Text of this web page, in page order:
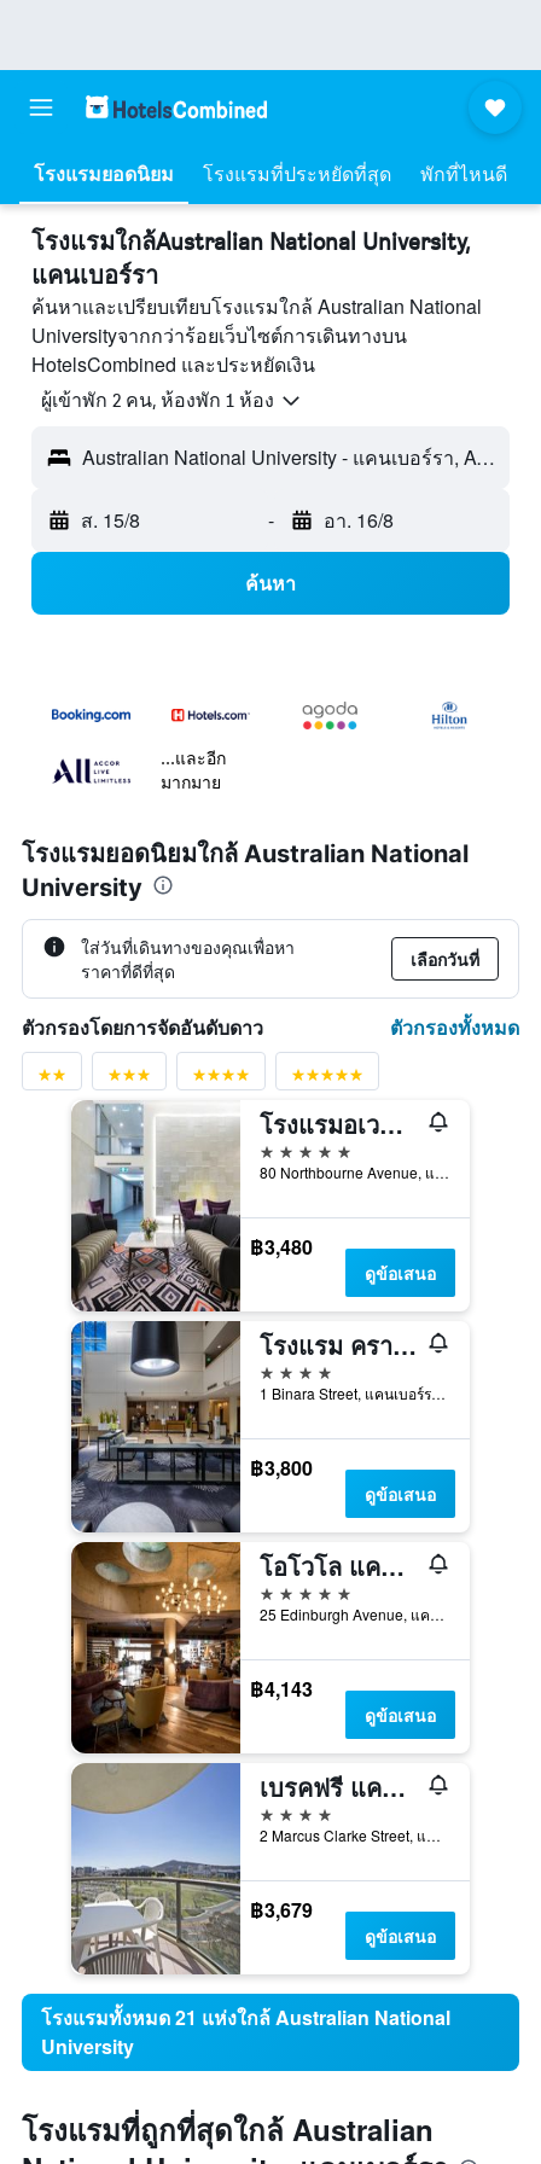
โรงแรมยอดนิยม โรงแรมที่ประหยัดที่สุด พักที่ไหนดี
โรงแรมใกล้Australian National University,
แคนเบอร์รา
ค้นหาและเปรียบเทียบโรงแรมใกล้ Australian National
Universityจากกว่าร้อยเว็บไซต์การเดินทางบน
HotelsCombined และประหยัดเงิน
ผู้เข้าพัก 2 คน, ห้องพัก 1 ห้อง
Australian National University - แคนเบอร์รา, ACT, ออสเตรเลีย
ส. 15/8 - อา. 16/8
ค้นหา
...และอีก
มากมาย
โรงแรมยอดนิยมใกล้ Australian National
University
ใส่วันที่เดินทางของคุณเพื่อหา
ราคาที่ดีที่สุด
เลือกวันที่
ตัวกรองโดยการจัดอันดับดาว ตัวกรองทั้งหมด
โรงแรมอเวนิว แคนเบอร์รา
5 ดาว
80 Northbourne Avenue, แคนเบอร์รา, ACT, ออสเตรเลีย
฿3,480
ดูข้อเสนอ
โรงแรม คราวน์ พลาซ่า แคนเบอร์รา บาย IHG
4 ดาว
1 Binara Street, แคนเบอร์รา, ACT, ออสเตรเลีย
฿3,800
ดูข้อเสนอ
โอโวโล แคนเบอร์รา, อะ วินด์แฮม โฮเทล
5 ดาว
25 Edinburgh Avenue, แคนเบอร์รา, ACT, ออสเตรเลีย
฿4,143
ดูข้อเสนอ
เบรคฟรี แคปิตอล ทาวเวอร์
4 ดาว
2 Marcus Clarke Street, แคนเบอร์รา, ACT, ออสเตรเลีย
฿3,679
ดูข้อเสนอ
โรงแรมทั้งหมด 21 แห่งใกล้ Australian National
University
โรงแรมที่ถูกที่สุดใกล้ Australian